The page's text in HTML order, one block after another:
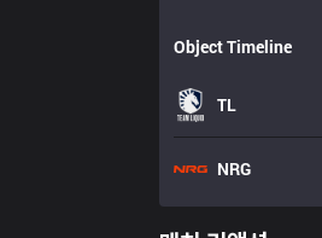
Object Timeline
TL
NRG